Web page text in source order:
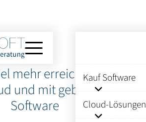
Kauf Software
Cloud-Lösungen
mehr erreichen
und mit gebrauchter
Software